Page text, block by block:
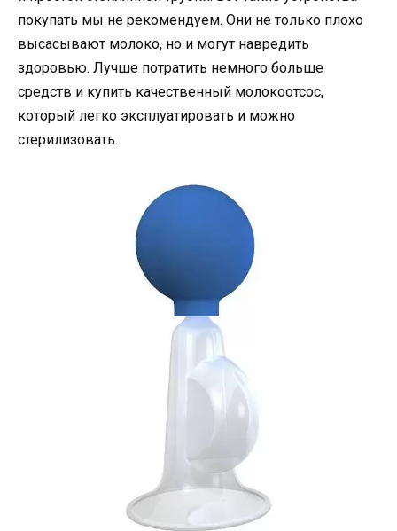
покупать мы не рекомендуем. Они не только плохо
высасывают молоко, но и могут навредить
здоровью. Лучше потратить немного больше
средств и купить качественный молокоотсос,
который легко эксплуатировать и можно
стерилизовать.